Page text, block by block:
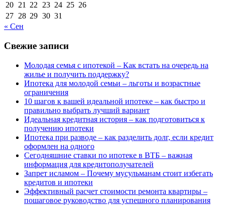
20 21 22 23 24 25 26
27 28 29 30 31
« Сен
Свежие записи
Молодая семья с ипотекой – Как встать на очередь на
жилье и получить поддержку?
Ипотека для молодой семьи – льготы и возрастные
ограничения
10 шагов к вашей идеальной ипотеке – как быстро и
правильно выбрать лучший вариант
Идеальная кредитная история – как подготовиться к
получению ипотеки
Ипотека при разводе – как разделить долг, если кредит
оформлен на одного
Сегодняшние ставки по ипотеке в ВТБ – важная
информация для кредитополучателей
Запрет исламом – Почему мусульманам стоит избегать
кредитов и ипотеки
Эффективный расчет стоимости ремонта квартиры –
пошаговое руководство для успешного планирования